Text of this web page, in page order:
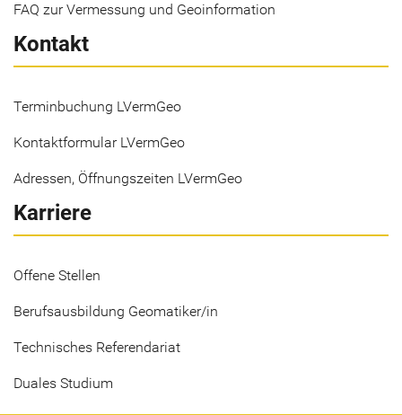
FAQ zur Vermessung und Geoinformation
Kontakt
Terminbuchung LVermGeo
Kontaktformular LVermGeo
Adressen, Öffnungszeiten LVermGeo
Karriere
Offene Stellen
Berufsausbildung Geomatiker/in
Technisches Referendariat
Duales Studium